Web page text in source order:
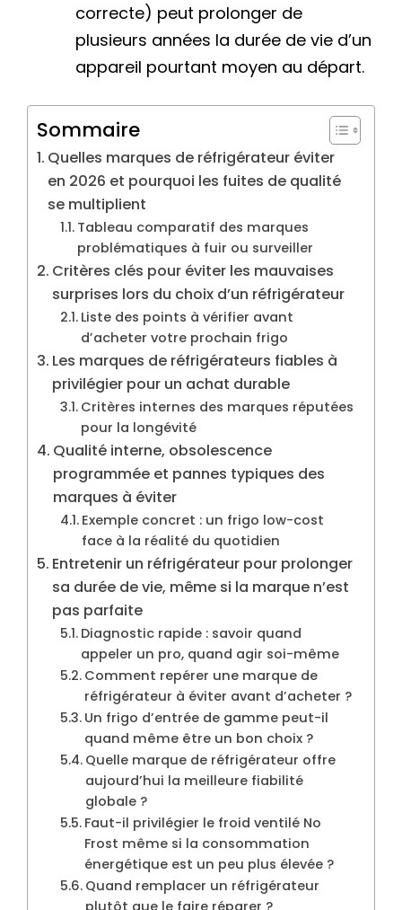
correcte) peut prolonger de
plusieurs années la durée de vie d’un
appareil pourtant moyen au départ.
Sommaire
Quelles marques de réfrigérateur éviter
en 2026 et pourquoi les fuites de qualité
se multiplient
Tableau comparatif des marques
problématiques à fuir ou surveiller
Critères clés pour éviter les mauvaises
surprises lors du choix d’un réfrigérateur
Liste des points à vérifier avant
d’acheter votre prochain frigo
Les marques de réfrigérateurs fiables à
privilégier pour un achat durable
Critères internes des marques réputées
pour la longévité
Qualité interne, obsolescence
programmée et pannes typiques des
marques à éviter
Exemple concret : un frigo low-cost
face à la réalité du quotidien
Entretenir un réfrigérateur pour prolonger
sa durée de vie, même si la marque n’est
pas parfaite
Diagnostic rapide : savoir quand
appeler un pro, quand agir soi-même
Comment repérer une marque de
réfrigérateur à éviter avant d’acheter ?
Un frigo d’entrée de gamme peut-il
quand même être un bon choix ?
Quelle marque de réfrigérateur offre
aujourd’hui la meilleure fiabilité
globale ?
Faut-il privilégier le froid ventilé No
Frost même si la consommation
énergétique est un peu plus élevée ?
Quand remplacer un réfrigérateur
plutôt que le faire réparer ?